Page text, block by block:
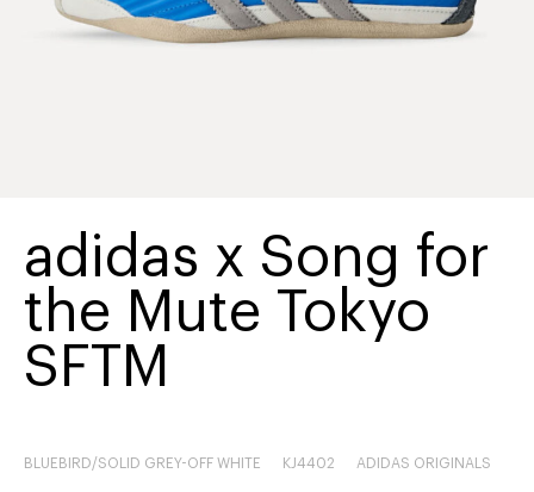
adidas x Song for
the Mute Tokyo
SFTM
BLUEBIRD/SOLID GREY-OFF WHITE KJ4402 ADIDAS ORIGINALS